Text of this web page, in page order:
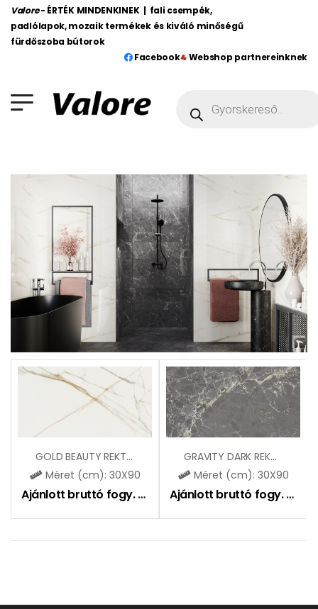
Valore - ÉRTÉK MINDENKINEK | fali csempék,
padlólapok, mozaik termékek és kiváló minőségű
fürdőszoba bútorok
Facebook
Webshop partnereinknek
GOLD BEAUTY REKT (CCR154)
Méret (cm): 30X90
Ajánlott bruttó fogy. ár: 11590Ft
GRAVITY DARK REKT (CCR119)
Méret (cm): 30X90
Ajánlott bruttó fogy. ár: